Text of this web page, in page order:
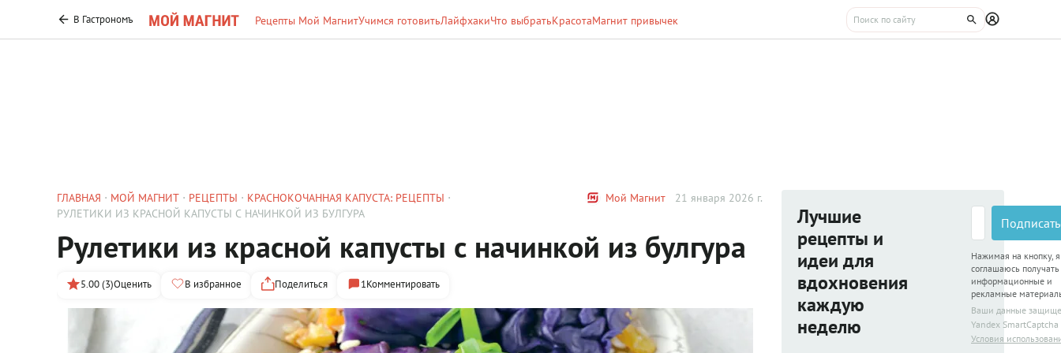
В Гастрономъ Рецепты Мой МагнитУчимся готовитьЛайфхакиЧто выбратьКрасотаМагнит привычек
ГЛАВНАЯ МОЙ МАГНИТ РЕЦЕПТЫ
КРАСНОКОЧАННАЯ КАПУСТА: РЕЦЕПТЫ
РУЛЕТИКИ ИЗ КРАСНОЙ КАПУСТЫ С НАЧИНКОЙ ИЗ БУЛГУРА
Мой Магнит 21 января 2026 г.
Рулетики из красной капусты с начинкой из булгура
5.00 (3)Оценить В избранное Поделиться 1Комментировать
Лучшие
рецепты и
идеи для
вдохновения
каждую
неделю
Нажимая на кнопку, я
соглашаюсь получать
информационные и
рекламные
Ваши данные
Yandex SmartCaptcha
Условия